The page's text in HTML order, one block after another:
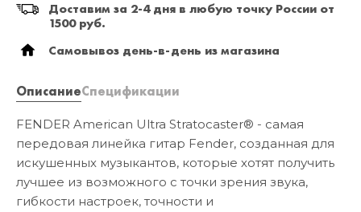
Доставим за 2-4 дня в любую точку России от
1500 руб.
Самовывоз день-в-день из магазина
ОписаниеСпецификации
FENDER American Ultra Stratocaster® - самая
передовая линейка гитар Fender, созданная для
искушенных музыкантов, которые хотят получить
лучшее из возможного с точки зрения звука,
гибкости настроек, точности и